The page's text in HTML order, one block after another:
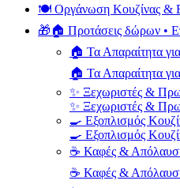
🍽️ Οργάνωση Κουζίνας &
🎁🏠 Προτάσεις δώρων •
🏠 Τα Απαραίτητα
🏠 Τα Απαραίτητα
✨ Ξεχωριστές &
✨ Ξεχωριστές &
🍳 Εξοπλισμός
🍳 Εξοπλισμός
☕ Καφές &
☕ Καφές &